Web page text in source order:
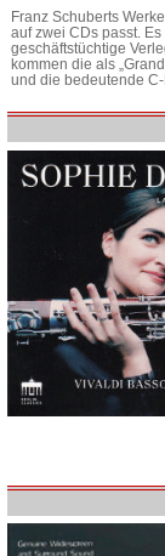
Franz Schuberts
auf zwei CDs passt.
geschäftstüchtige
kommen die als
und die bedeutende